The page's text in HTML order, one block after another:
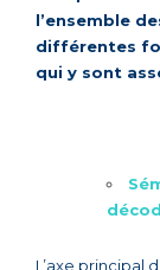
l’ensemble
différentes
qui y sont
L’axe principal